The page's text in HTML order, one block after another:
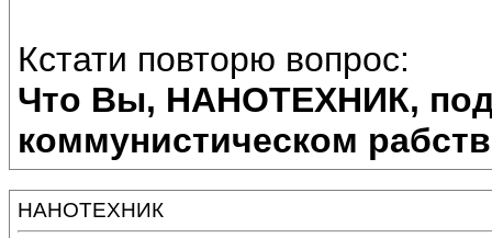
Кстати повторю вопрос:
Что Вы, НАНОТЕХНИК,
коммунистическом
НАНОТЕХНИК